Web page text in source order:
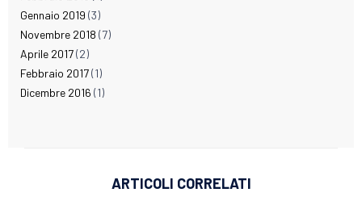
Gennaio 2019 (3)
Novembre 2018 (7)
Aprile 2017(2)
Febbraio 2017(1)
Dicembre 2016 (1)
ARTICOLI CORRELATI